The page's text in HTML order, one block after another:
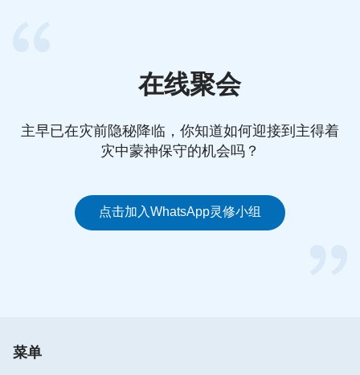
渐地我祷告不像之前那么紧绷与抗拒了，心里释放了
一段时间后，我便发现自己的祷告不知不觉成了一种
仪式，每天都是到时间了就跟神祷告，像是过年过节
是自己真心地去与神相交。聚会时，偶尔也会听到姊
妹们谈到某个姊妹的祷告有圣灵的开启，但自己的祷
里悔改，里面却没有变化，将祷告当作一种仪式，到
时间了就去祷告，并没有真正把心里的话和神敞开，
在线聚会
主早已在灾前隐秘降临，你知道如何迎接到主得着
灾中蒙神保守的机会吗？
点击加入WhatsApp灵修小组
菜单